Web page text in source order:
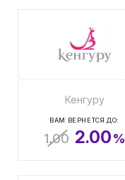
Кенгуру
ВАМ ВЕРНЕТСЯ ДО:
1.00 2.00%